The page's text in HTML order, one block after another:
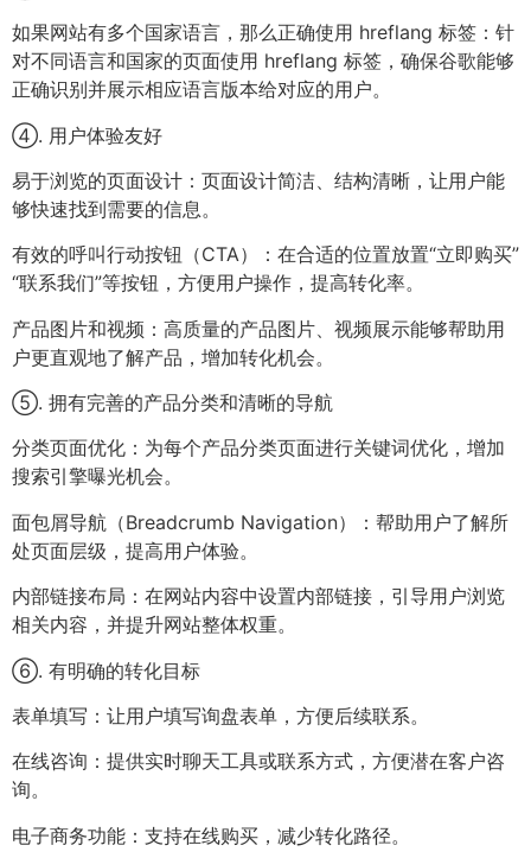
如果网站有多个国家语言，那么正确使用 hreflang 标签：针
对不同语言和国家的页面使用 hreflang 标签，确保谷歌能够
正确识别并展示相应语言版本给对应的用户。
④. 用户体验友好
易于浏览的页面设计：页面设计简洁、结构清晰，让用户能
够快速找到需要的信息。
有效的呼叫行动按钮（CTA）：在合适的位置放置“立即购买”
“联系我们”等按钮，方便用户操作，提高转化率。
产品图片和视频：高质量的产品图片、视频展示能够帮助用
户更直观地了解产品，增加转化机会。
⑤. 拥有完善的产品分类和清晰的导航
分类页面优化：为每个产品分类页面进行关键词优化，增加
搜索引擎曝光机会。
面包屑导航（Breadcrumb Navigation）：帮助用户了解所
处页面层级，提高用户体验。
内部链接布局：在网站内容中设置内部链接，引导用户浏览
相关内容，并提升网站整体权重。
⑥. 有明确的转化目标
表单填写：让用户填写询盘表单，方便后续联系。
在线咨询：提供实时聊天工具或联系方式，方便潜在客户咨
询。
电子商务功能：支持在线购买，减少转化路径。